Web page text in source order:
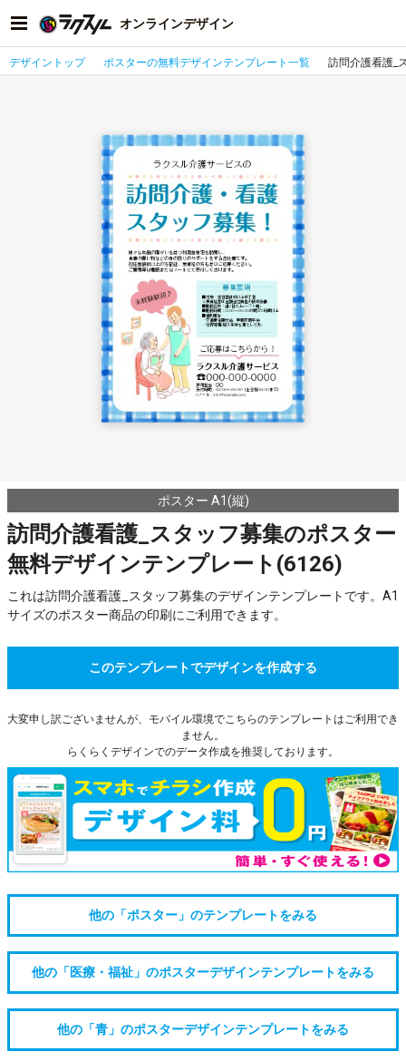
オンラインデザイン
デザイントップ ポスターの無料デザインテンプレート一覧 訪問介護看護_
ポスター A1(縦)
訪問介護看護_スタッフ募集のポスター
無料デザインテンプレート(6126)
これは訪問介護看護_スタッフ募集のデザインテンプレートです。A1
サイズのポスター商品の印刷にご利用できます。
このテンプレートでデザインを作成する
大変申し訳ございませんが、モバイル環境でこちらのテンプレートはご利用でき
ません。
らくらくデザインでのデータ作成を推奨しております。
他の「ポスター」のテンプレートをみる
他の「医療・福祉」のポスターデザインテンプレートをみる
他の「青」のポスターデザインテンプレートをみる